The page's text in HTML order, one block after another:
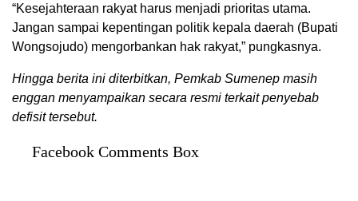
“Kesejahteraan rakyat harus menjadi prioritas utama.
Jangan sampai kepentingan politik kepala daerah (Bupati
Wongsojudo) mengorbankan hak rakyat,” pungkasnya.
Hingga berita ini diterbitkan, Pemkab Sumenep masih
enggan menyampaikan secara resmi terkait penyebab
defisit tersebut.
Facebook Comments Box